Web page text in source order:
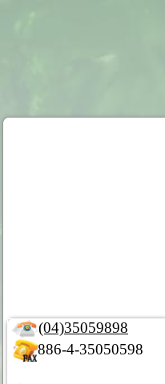
(04)35059898
886-4-35050598